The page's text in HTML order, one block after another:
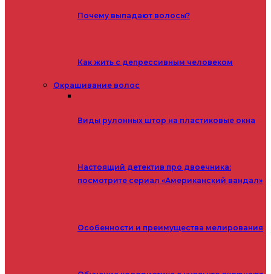
Почему выпадают волосы?
Как жить с депрессивным человеком
Окрашивание волос
Виды рулонных штор на пластиковые окна
Настоящий детектив про двоечника:
посмотрите сериал «Американский вандал»
Особенности и преимущества мелирования